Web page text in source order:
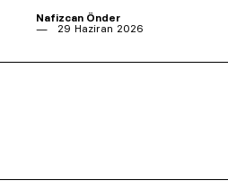
Nafizcan Önder
29 Haziran 2026